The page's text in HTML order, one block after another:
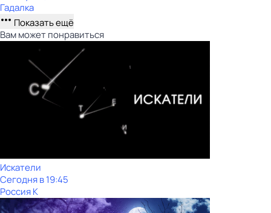
Гадалка
Показать ещё
Вам может понравиться
Искатели
Сегодня в 19:45
Россия К